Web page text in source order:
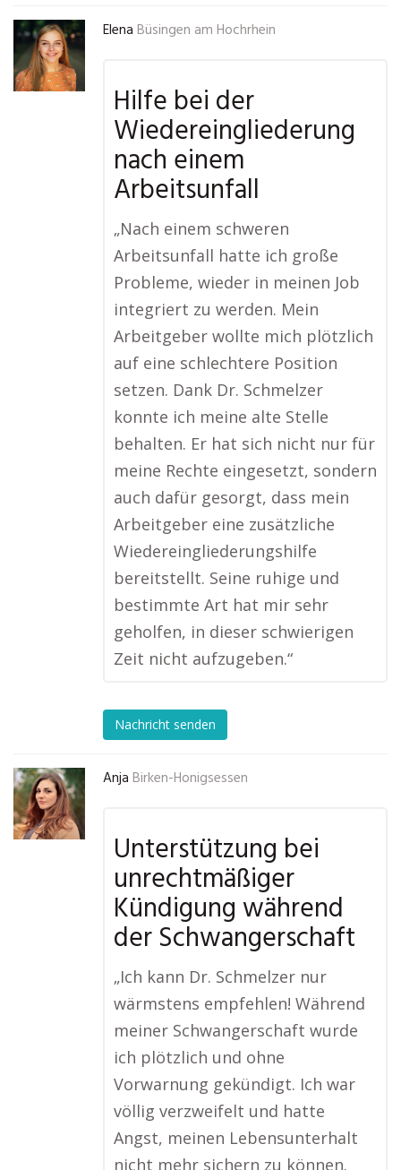
Elena Büsingen am Hochrhein
Hilfe bei der
Wiedereingliederung
nach einem
Arbeitsunfall
„Nach einem schweren
Arbeitsunfall hatte ich große
Probleme, wieder in meinen Job
integriert zu werden. Mein
Arbeitgeber wollte mich plötzlich
auf eine schlechtere Position
setzen. Dank Dr. Schmelzer
konnte ich meine alte Stelle
behalten. Er hat sich nicht nur für
meine Rechte eingesetzt, sondern
auch dafür gesorgt, dass mein
Arbeitgeber eine zusätzliche
Wiedereingliederungshilfe
bereitstellt. Seine ruhige und
bestimmte Art hat mir sehr
geholfen, in dieser schwierigen
Zeit nicht aufzugeben.“
Nachricht senden
Anja Birken-Honigsessen
Unterstützung bei
unrechtmäßiger
Kündigung während
der Schwangerschaft
„Ich kann Dr. Schmelzer nur
wärmstens empfehlen! Während
meiner Schwangerschaft wurde
ich plötzlich und ohne
Vorwarnung gekündigt. Ich war
völlig verzweifelt und hatte
Angst, meinen Lebensunterhalt
nicht mehr sichern zu können.